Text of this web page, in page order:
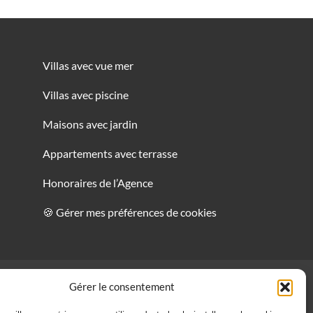
Gérer le consentement
Villas avec vue mer
Villas avec piscine
Maisons avec jardin
Appartements avec terrasse
Honoraires de l’Agence
🍪 Gérer mes préférences de cookies
MENTIONS LEGALES